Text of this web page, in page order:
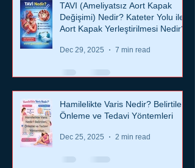
TAVI (Ameliyatsız Aort Kapak
Değişimi) Nedir? Kateter Yolu ile
Aort Kapak Yerleştirilmesi Nedir?
Dec 29, 2025 7 min read
Hamilelikte Varis Nedir? Belirtileri,
Önleme ve Tedavi Yöntemleri
Dec 25, 2025 2 min read